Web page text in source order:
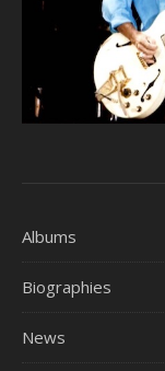
Albums
Biographies
News